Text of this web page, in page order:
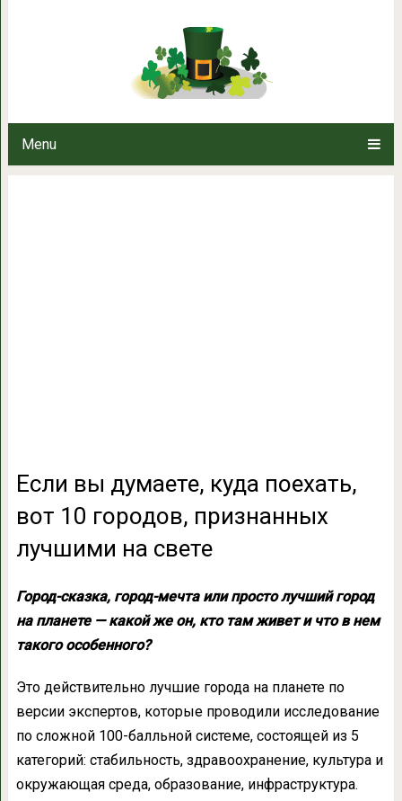
Menu
Если вы думаете, куда
Если вы думаете, куда поехать,
вот 10 городов, признанных
лучшими на свете
Город-сказка, город-мечта или просто лучший город
на планете — какой же он, кто там живет и что в нем
такого особенного?
Это действительно лучшие города на планете по
версии экспертов, которые проводили исследование
по сложной 100-балльной системе, состоящей из 5
категорий: стабильность, здравоохранение, культура и
окружающая среда, образование, инфраструктура.